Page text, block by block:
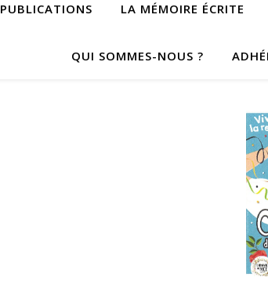
PUBLICATIONS LA MÉMOIRE ÉCRITE
QUI SOMMES-NOUS ?